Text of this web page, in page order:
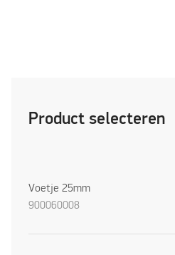
Product selecteren
Voetje 25mm
900060008